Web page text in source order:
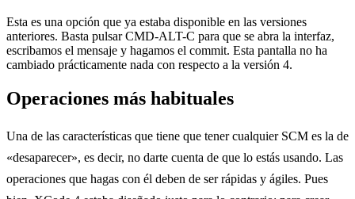
Esta es una opción que ya estaba disponible en las versiones
anteriores. Basta pulsar CMD-ALT-C para que se abra la interfaz,
escribamos el mensaje y hagamos el commit. Esta pantalla no ha
cambiado prácticamente nada con respecto a la versión 4.
Operaciones más habituales
Una de las características que tiene que tener cualquier SCM es la de
«desaparecer», es decir, no darte cuenta de que lo estás usando. Las
operaciones que hagas con él deben de ser rápidas y ágiles. Pues